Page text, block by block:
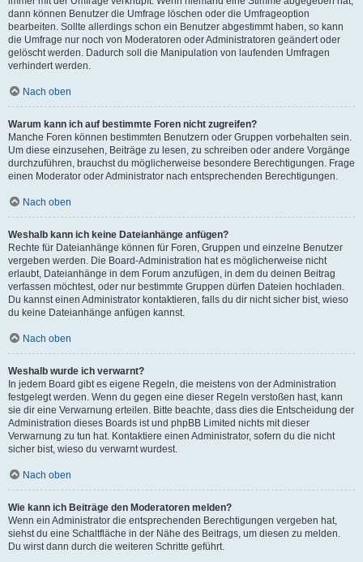
dann können Benutzer die Umfrage löschen oder die Umfrageoption
bearbeiten. Sollte allerdings schon ein Benutzer abgestimmt haben, so kann
die Umfrage nur noch von Moderatoren oder Administratoren geändert oder
gelöscht werden. Dadurch soll die Manipulation von laufenden Umfragen
verhindert werden.
Nach oben
Warum kann ich auf bestimmte Foren nicht zugreifen?
Manche Foren können bestimmten Benutzern oder Gruppen vorbehalten sein.
Um diese einzusehen, Beiträge zu lesen, zu schreiben oder andere Vorgänge
durchzuführen, brauchst du möglicherweise besondere Berechtigungen. Frage
einen Moderator oder Administrator nach entsprechenden Berechtigungen.
Nach oben
Weshalb kann ich keine Dateianhänge anfügen?
Rechte für Dateianhänge können für Foren, Gruppen und einzelne Benutzer
vergeben werden. Die Board-Administration hat es möglicherweise nicht
erlaubt, Dateianhänge in dem Forum anzufügen, in dem du deinen Beitrag
verfassen möchtest, oder nur bestimmte Gruppen dürfen Dateien hochladen.
Du kannst einen Administrator kontaktieren, falls du dir nicht sicher bist, wieso
du keine Dateianhänge anfügen kannst.
Nach oben
Weshalb wurde ich verwarnt?
In jedem Board gibt es eigene Regeln, die meistens von der Administration
festgelegt werden. Wenn du gegen eine dieser Regeln verstoßen hast, kann
sie dir eine Verwarnung erteilen. Bitte beachte, dass dies die Entscheidung der
Administration dieses Boards ist und phpBB Limited nichts mit dieser
Verwarnung zu tun hat. Kontaktiere einen Administrator, sofern du die nicht
sicher bist, wieso du verwarnt wurdest.
Nach oben
Wie kann ich Beiträge den Moderatoren melden?
Wenn ein Administrator die entsprechenden Berechtigungen vergeben hat,
siehst du eine Schaltfläche in der Nähe des Beitrags, um diesen zu melden.
Du wirst dann durch die weiteren Schritte geführt.